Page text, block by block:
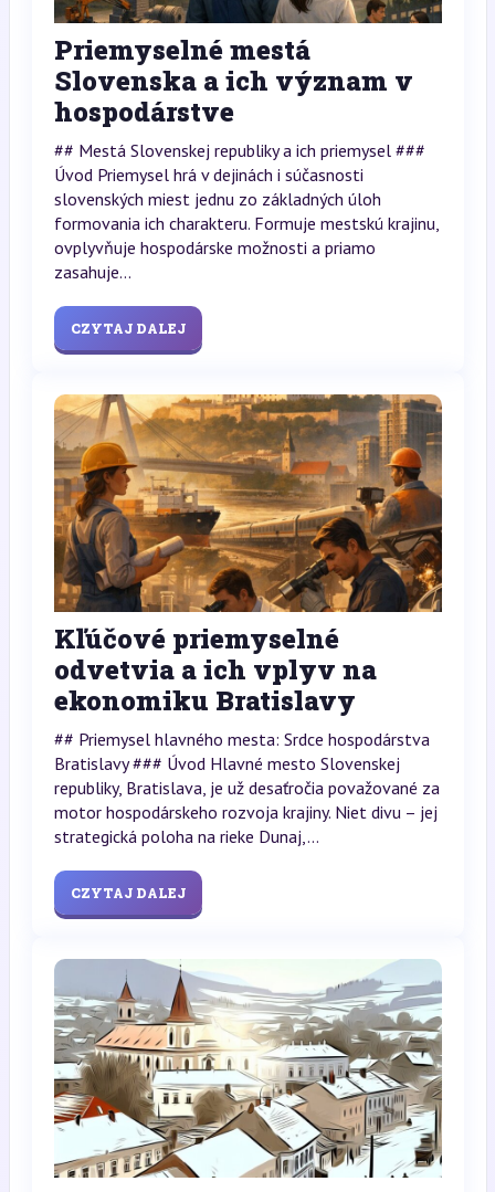
Priemyselné mestá
Slovenska a ich význam v
hospodárstve
## Mestá Slovenskej republiky a ich priemysel ###
Úvod Priemysel hrá v dejinách i súčasnosti
slovenských miest jednu zo základných úloh
formovania ich charakteru. Formuje mestskú krajinu,
ovplyvňuje hospodárske možnosti a priamo
zasahuje...
CZYTAJ DALEJ
Kľúčové priemyselné
odvetvia a ich vplyv na
ekonomiku Bratislavy
## Priemysel hlavného mesta: Srdce hospodárstva
Bratislavy ### Úvod Hlavné mesto Slovenskej
republiky, Bratislava, je už desaťročia považované za
motor hospodárskeho rozvoja krajiny. Niet divu – jej
strategická poloha na rieke Dunaj,...
CZYTAJ DALEJ